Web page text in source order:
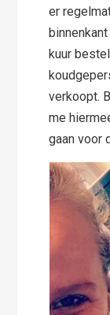
er
kuur
verkoopt.
me
gaan voor